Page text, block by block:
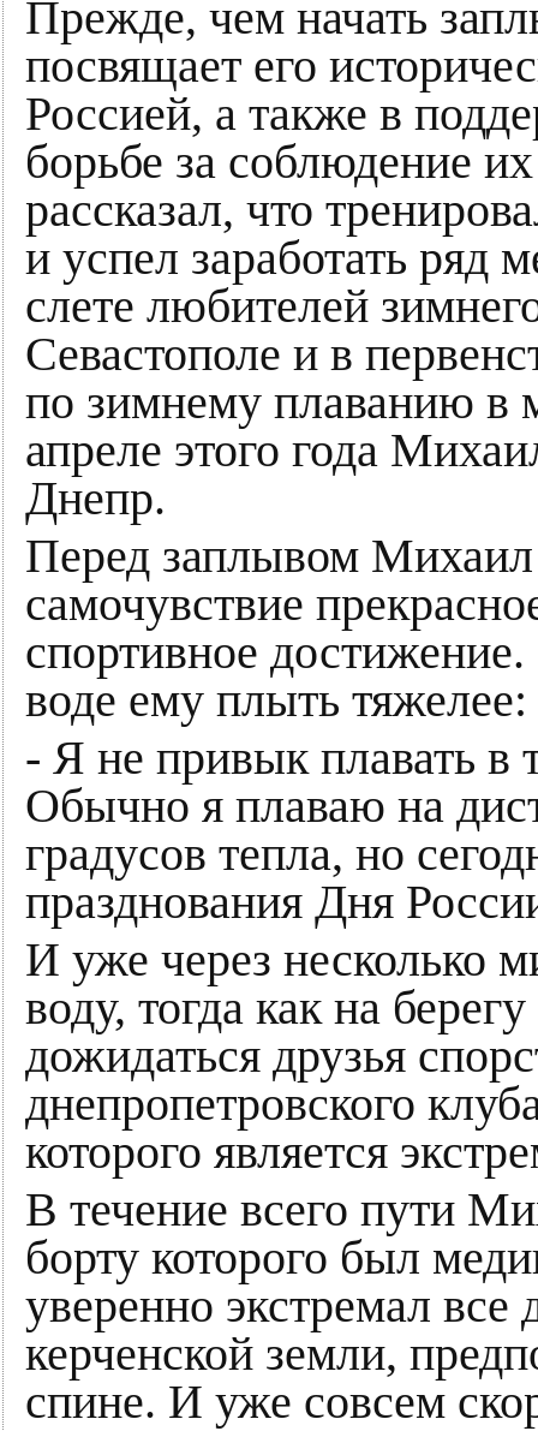
Прежде, чем начать
посвящает его
Россией, а также в
борьбе за соблюдение
рассказал, что
и успел заработать ряд
слете любителей
Севастополе и в
по зимнему плаванию в
апреле этого года
Днепр.
Перед заплывом
самочувствие
спортивное
воде ему плыть тяжелее:
- Я не привык плавать в
Обычно я плаваю на
градусов тепла, но
празднования Дня
И уже через несколько
воду, тогда как на
дожидаться друзья
днепропетровского
которого является
В течение всего пути
борту которого был
уверенно экстремал
керченской земли,
спине. И уже совсем